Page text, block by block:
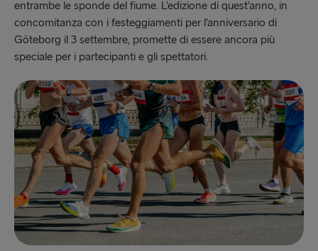
entrambe le sponde del fiume. L’edizione di quest’anno, in
concomitanza con i festeggiamenti per l’anniversario di
Göteborg il 3 settembre, promette di essere ancora più
speciale per i partecipanti e gli spettatori.